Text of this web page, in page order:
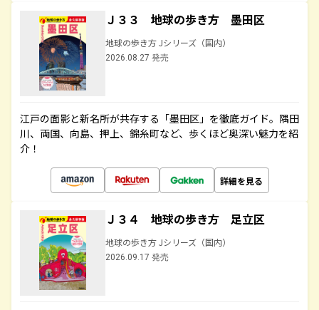
Ｊ３３ 地球の歩き方 墨田区
地球の歩き方 Jシリーズ（国内）
2026.08.27 発売
江戸の面影と新名所が共存する「墨田区」を徹底ガイド。隅田
川、両国、向島、押上、錦糸町など、歩くほど奥深い魅力を紹
介！
詳細を見る
Ｊ３４ 地球の歩き方 足立区
地球の歩き方 Jシリーズ（国内）
2026.09.17 発売